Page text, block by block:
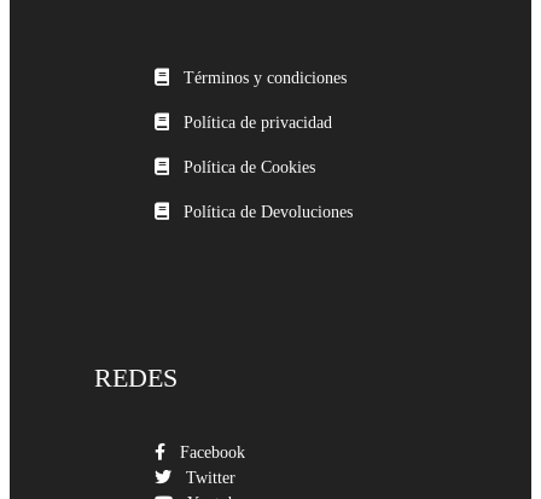
Términos y condiciones
Política de privacidad
Política de Cookies
Política de Devoluciones
REDES
Facebook
Twitter